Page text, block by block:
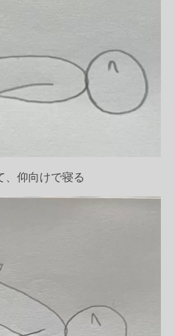
、仰向けで寝る